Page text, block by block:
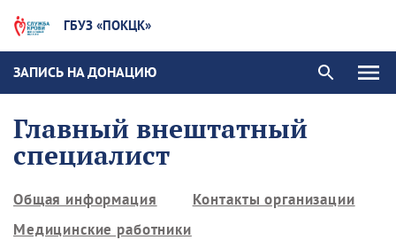
ГБУЗ «ПОКЦК»
ЗАПИСЬ НА ДОНАЦИЮ
Главный внештатный
специалист
Общая информация
Контакты организации
Медицинские работники